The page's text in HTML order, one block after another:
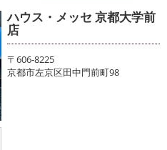
ハウス・メッセ 京都大学前
店
〒606-8225
京都市左京区田中門前町98